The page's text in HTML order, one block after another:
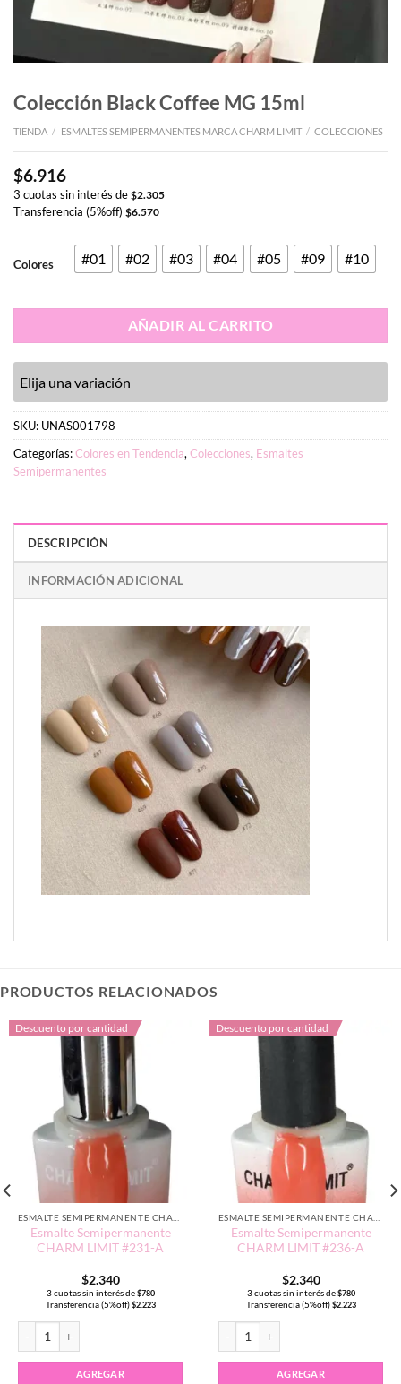
Colección Black Coffee MG 15ml
TIENDA / ESMALTES SEMIPERMANENTES MARCA CHARM LIMIT / COLECCIONES
$6.916
3 cuotas sin interés de $2.305
Transferencia (5%off) $6.570
Colores #01 #02 #03 #04 #05 #09 #10
AÑADIR AL CARRITO
Elija una variación
SKU: UNAS001798
Categorías:Colores en Tendencia, Colecciones, Esmaltes
Semipermanentes
DESCRIPCIÓN
INFORMACIÓN ADICIONAL
PRODUCTOS RELACIONADOS
Descuento por cantidad
ESMALTE SEMIPERMANENTE CHARM LIMIT EDICIÓN TRADICIONAL
Esmalte Semipermanente
CHARM LIMIT #231-A
$2.340
3 cuotas sin interés de $780
Transferencia (5%off) $2.223
Esmalte Semipermanente CHARM LIMIT #231-A cantidad
AGREGAR
Descuento por cantidad
ESMALTE SEMIPERMANENTE CHARM LIMIT EDICIÓN TRADICIONAL
Esmalte Semipermanente
CHARM LIMIT #236-A
$2.340
3 cuotas sin interés de $780
Transferencia (5%off) $2.223
Esmalte Semipermanente CHARM
AGREGAR
#062 cantidad